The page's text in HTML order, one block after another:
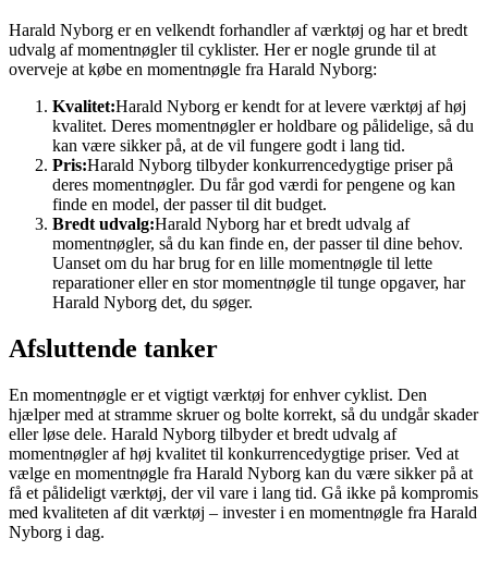
Harald Nyborg er en velkendt forhandler af værktøj og har et bredt
udvalg af momentnøgler til cyklister. Her er nogle grunde til at
overveje at købe en momentnøgle fra Harald Nyborg:
Kvalitet:Harald Nyborg er kendt for at levere værktøj af høj
kvalitet. Deres momentnøgler er holdbare og pålidelige, så du
kan være sikker på, at de vil fungere godt i lang tid.
Pris:Harald Nyborg tilbyder konkurrencedygtige priser på
deres momentnøgler. Du får god værdi for pengene og kan
finde en model, der passer til dit budget.
Bredt udvalg:Harald Nyborg har et bredt udvalg af
momentnøgler, så du kan finde en, der passer til dine behov.
Uanset om du har brug for en lille momentnøgle til lette
reparationer eller en stor momentnøgle til tunge opgaver, har
Harald Nyborg det, du søger.
Afsluttende tanker
En momentnøgle er et vigtigt værktøj for enhver cyklist. Den
hjælper med at stramme skruer og bolte korrekt, så du undgår skader
eller løse dele. Harald Nyborg tilbyder et bredt udvalg af
momentnøgler af høj kvalitet til konkurrencedygtige priser. Ved at
vælge en momentnøgle fra Harald Nyborg kan du være sikker på at
få et pålideligt værktøj, der vil vare i lang tid. Gå ikke på kompromis
med kvaliteten af dit værktøj – invester i en momentnøgle fra Harald
Nyborg i dag.